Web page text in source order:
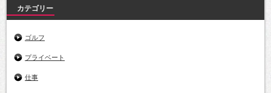
カテゴリー
ゴルフ
プライベート
仕事